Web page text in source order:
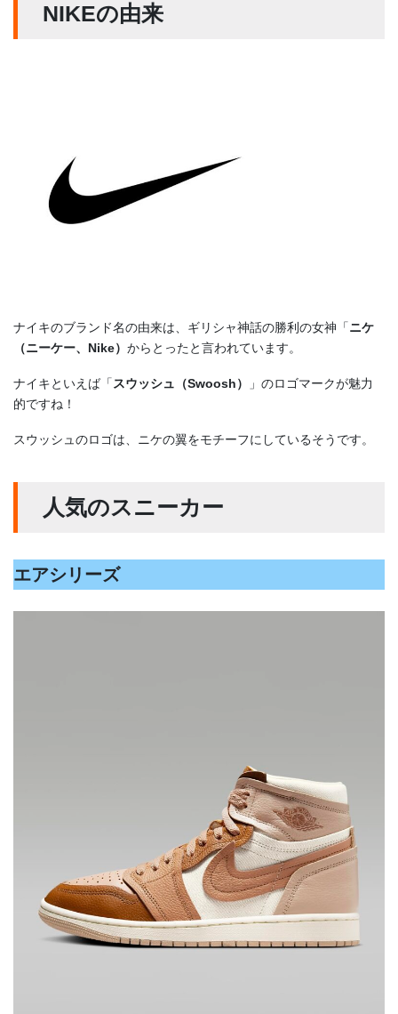
NIKEの由来
ナイキのブランド名の由来は、ギリシャ神話の勝利の女神「ニケ
（ニーケー、Nike） からとったと言われています。
ナイキといえば「 スウッシュ（Swoosh）
」のロゴマークが魅力
的ですね！
スウッシュのロゴは、ニケの翼をモチーフにしているそうです。
人気のスニーカー
エアシリーズ